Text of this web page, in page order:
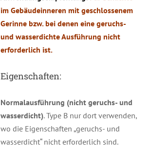
im Gebäudeinneren mit geschlossenem
Gerinne bzw. bei denen eine geruchs-
und wasserdichte Ausführung nicht
erforderlich ist.
Eigenschaften:
Normalausführung (nicht geruchs- und
wasserdicht). Type B nur dort verwenden,
wo die Eigenschaften „geruchs- und
wasserdicht“ nicht erforderlich sind.